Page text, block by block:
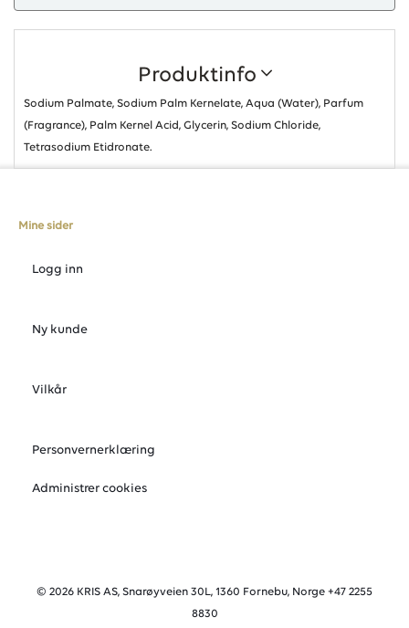
Produktinfo
Sodium Palmate, Sodium Palm Kernelate, Aqua (Water), Parfum
(Fragrance), Palm Kernel Acid, Glycerin, Sodium Chloride,
Tetrasodium Etidronate.
Mine sider
Logg inn
Ny kunde
Vilkår
Personvernerklæring
Administrer cookies
© 2026 KRIS AS, Snarøyveien 30L, 1360 Fornebu, Norge +47 2255
8830